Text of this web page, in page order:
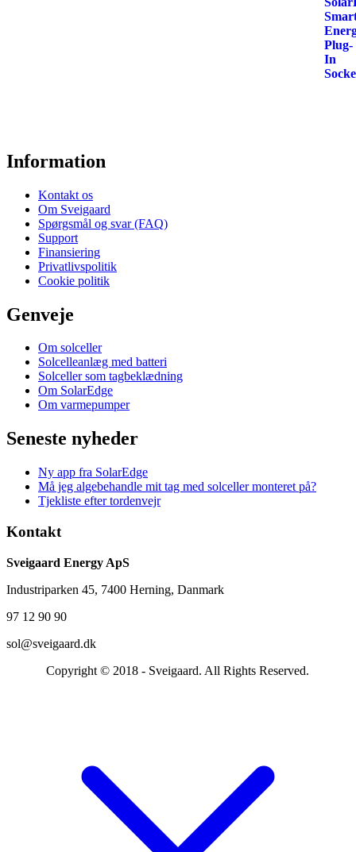
Information
Kontakt os
Om Sveigaard
Spørgsmål og svar (FAQ)
Support
Finansiering
Privatlivspolitik
Cookie politik
Genveje
Om solceller
Solcelleanlæg med batteri
Solceller som tagbeklædning
Om SolarEdge
Om varmepumper
Seneste nyheder
Ny app fra SolarEdge
Må jeg algebehandle mit tag med solceller monteret på?
Tjekliste efter tordenvejr
Kontakt
Sveigaard Energy ApS
Industriparken 45, 7400 Herning, Danmark
97 12 90 90
sol@sveigaard.dk
Copyright © 2018 - Sveigaard. All Rights Reserved.